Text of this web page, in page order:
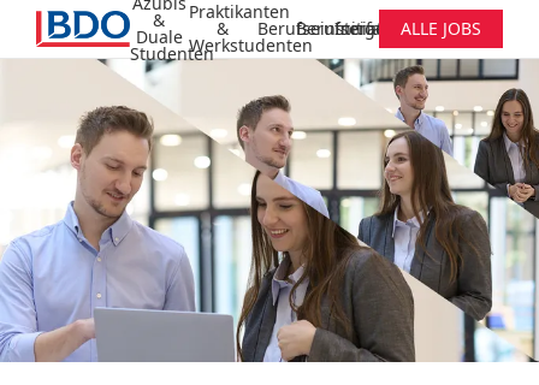
&
Duale
Studenten
Praktikanten
&
Werkstudenten
Berufseinsteiger
Berufserfahrene
Initiativbewerbung
ALLE JOBS